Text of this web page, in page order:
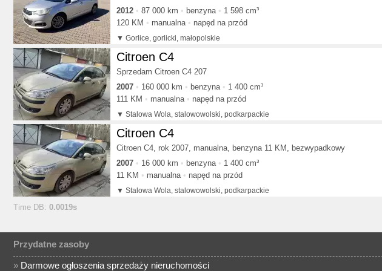
2012
87 000 km benzyna
1 598 cm³
120 KM
manualna napęd na przód
Gorlice, gorlicki, małopolskie
Citroen C4
Sprzedam Citroen C4 207
2007
160 000 km benzyna
1 400 cm³
111 KM
manualna napęd na przód
Stalowa Wola, stalowowolski, podkarpackie
Citroen C4
Citroen C4, rok 2007, manualna, benzyna 11 KM, bezwypadkowy
2007
16 000 km benzyna
1 400 cm³
11 KM
manualna napęd na przód
Stalowa Wola, stalowowolski, podkarpackie
Time DB: 0.0019s
Przydatne zasoby
» Darmowe ogłoszenia sprzedaży nieruchomości